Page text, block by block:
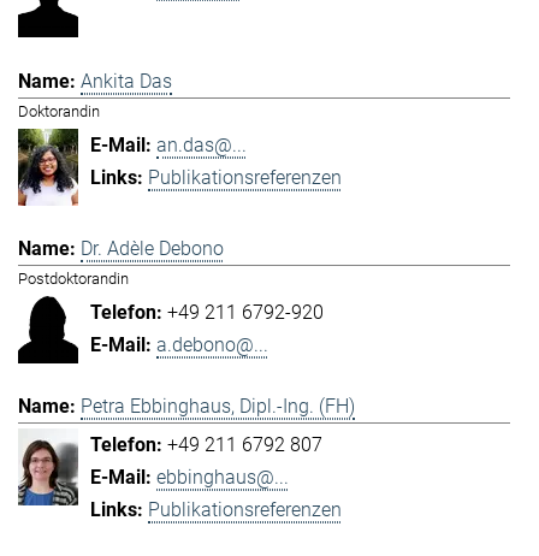
Ankita Das
Doktorandin
an.das@...
Publikationsreferenzen
Dr. Adèle Debono
Postdoktorandin
+49 211 6792-920
a.debono@...
Petra Ebbinghaus, Dipl.-Ing. (FH)
+49 211 6792 807
ebbinghaus@...
Publikationsreferenzen